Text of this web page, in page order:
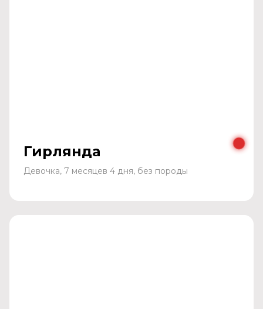
Гирлянда
Девочка, 7 месяцев 4 дня, без породы